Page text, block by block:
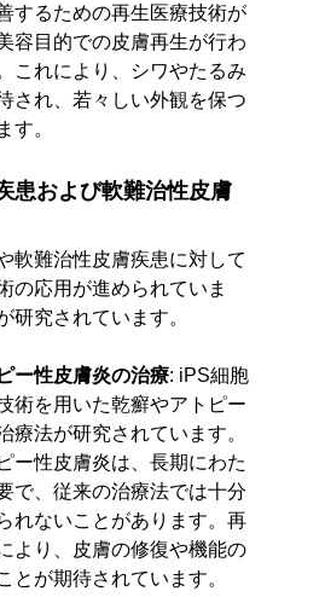
するための再生医療技術が
容目的での皮膚再生が行わ
これにより、シワやたるみ
され、若々しい外観を保つ
す。
患および軟難治性皮膚
軟難治性皮膚疾患に対して
の応用が進められていま
研究されています。
ー性皮膚炎の治療: iPS細胞
術を用いた乾癬やアトピー
療法が研究されています。
ー性皮膚炎は、長期にわた
で、従来の治療法では十分
れないことがあります。再
より、皮膚の修復や機能の
とが期待されています。